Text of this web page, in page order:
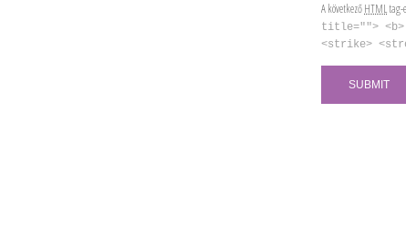
A következőHTMLtag-
title=""> <b>
<strike>